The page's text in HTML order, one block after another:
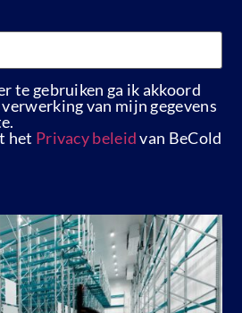
te gebruiken ga ik akkoord
van mijn gegevens
het Privacy beleidvan BeCold